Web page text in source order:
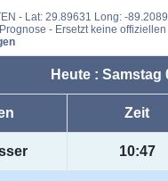
- Lat: 29.89631 Long: -
- Ersetzt keine
Heute : Samstag
Zeit
10:47